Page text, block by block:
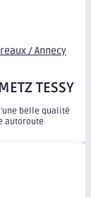
/ Annecy
TESSY
belle qualité
autoroute